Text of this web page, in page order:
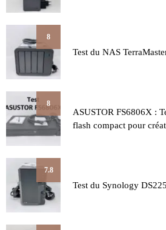
8
Test du NAS
8
ASUSTOR FS6806X :
flash compact pour
7.8
Test du Synology